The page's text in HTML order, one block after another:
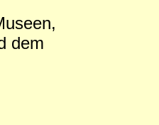
dem